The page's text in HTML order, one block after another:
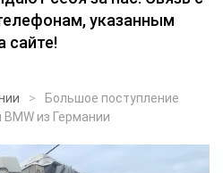
указанным
сайте!
Большое поступление
из Германии